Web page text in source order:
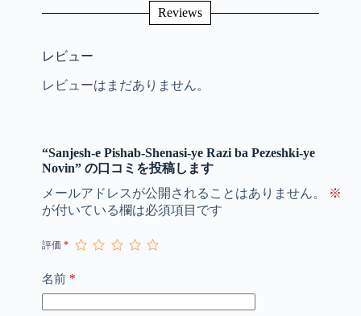
Reviews
レビュー
レビューはまだありません。
“Sanjesh-e Pishab-Shenasi-ye Razi ba Pezeshki-ye
Novin” の口コミを投稿します
メールアドレスが公開されることはありません。
※
が付いている欄は必須項目です
評価 *
名前*